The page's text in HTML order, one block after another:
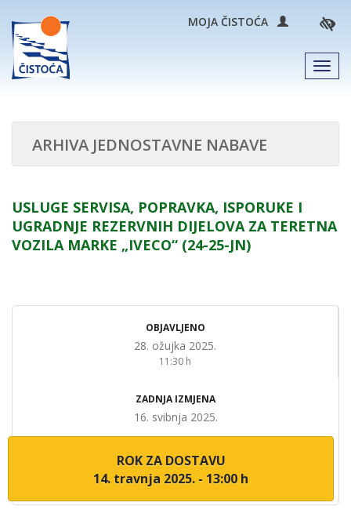
MOJA ČISTOĆA
ARHIVA JEDNOSTAVNE NABAVE
USLUGE SERVISA, POPRAVKA, ISPORUKE I
UGRADNJE REZERVNIH DIJELOVA ZA TERETNA
VOZILA MARKE „IVECO“ (24-25-JN)
OBJAVLJENO
28. ožujka 2025.
11:30 h
ZADNJA IZMJENA
16. svibnja 2025.
ROK ZA DOSTAVU
14. travnja 2025. - 13:00 h